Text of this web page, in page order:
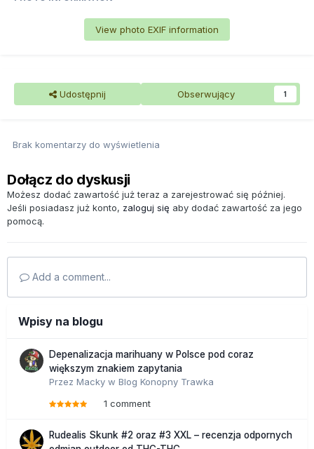
View photo EXIF information
Udostępnij Obserwujący 1
Brak komentarzy do wyświetlenia
Dołącz do dyskusji
Możesz dodać zawartość już teraz a zarejestrować się później.
Jeśli posiadasz już konto, zaloguj się aby dodać zawartość za jego
pomocą.
Add a comment...
Wpisy na blogu
Depenalizacja marihuany w Polsce pod coraz
większym znakiem zapytania
Przez Macky w Blog Konopny Trawka
1 comment
Rudealis Skunk #2 oraz #3 XXL – recenzja odpornych